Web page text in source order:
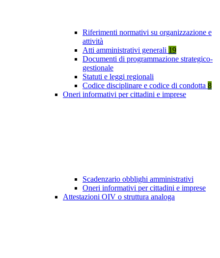
Riferimenti normativi su organizzazione e
attività
Atti amministrativi generali 19
Documenti di programmazione strategico-
gestionale
Statuti e leggi regionali
Codice disciplinare e codice di condotta 8
Oneri informativi per cittadini e imprese
Scadenzario obblighi amministrativi
Oneri informativi per cittadini e imprese
Attestazioni OIV o struttura analoga